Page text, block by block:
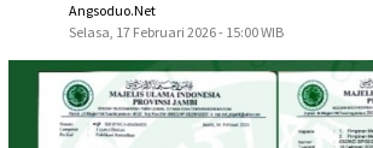
Angsoduo.net
Selasa, 17 Februari 2026 - 15:00 WIB